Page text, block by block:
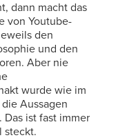
dann macht das
von Youtube-
den
und den
Aber nie
wurde wie im
Aussagen
ist fast immer
steckt.